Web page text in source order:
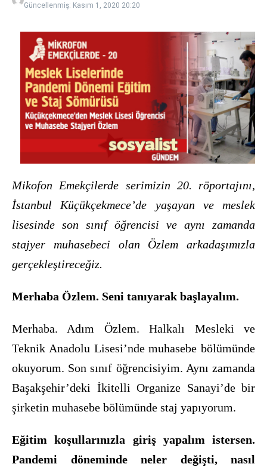
Güncellenmiş: Kasım 1, 2020 20:20
Mikofon Emekçilerde serimizin 20. röportajını,
İstanbul Küçükçekmece’de yaşayan ve meslek
lisesinde son sınıf öğrencisi ve aynı zamanda
stajyer muhasebeci olan Özlem arkadaşımızla
gerçekleştireceğiz.
Merhaba Özlem. Seni tanıyarak başlayalım.
Merhaba. Adım Özlem. Halkalı Mesleki ve
Teknik Anadolu Lisesi’nde muhasebe bölümünde
okuyorum. Son sınıf öğrencisiyim. Aynı zamanda
Başakşehir’deki İkitelli Organize Sanayi’de bir
şirketin muhasebe bölümünde staj yapıyorum.
Eğitim koşullarınızla giriş yapalım istersen.
Pandemi döneminde neler değişti, nasıl